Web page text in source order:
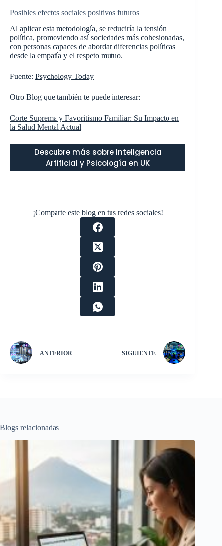
Posibles efectos sociales positivos futuros
Al aplicar esta metodología, se reduciría la tensión
política, promoviendo así sociedades más cohesionadas,
con personas capaces de abordar diferencias políticas
desde la empatía y el respeto mutuo.
Fuente: Psychology Today
Otro Blog que también te puede interesar:
Corte Suprema y Favoritismo Familiar: Su Impacto en
la Salud Mental Actual
Descubre más sobre Inteligencia
Artificial y Psicología en UK
¡Comparte este blog en tus redes sociales!
ANTERIOR SIGUIENTE
Blogs relacionadas